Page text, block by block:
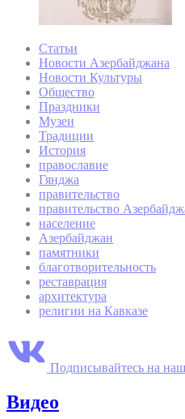
Статьи
Новости Азербайджана
Новости Культуры
Общество
Праздники
Музеи
Традиции
История
православие
Гянджа
правительство
правительство
население
Азербайджан
памятники
благотворительность
реставрация
архитектура
религии на Кавказе
Подписывайтесь на
Видео